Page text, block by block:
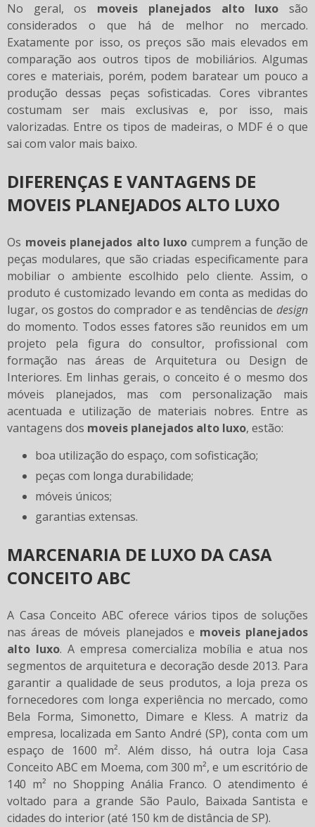
No geral, os moveis planejados alto luxo são
considerados o que há de melhor no mercado.
Exatamente por isso, os preços são mais elevados em
comparação aos outros tipos de mobiliários. Algumas
cores e materiais, porém, podem baratear um pouco a
produção dessas peças sofisticadas. Cores vibrantes
costumam ser mais exclusivas e, por isso, mais
valorizadas. Entre os tipos de madeiras, o MDF é o que
sai com valor mais baixo.
DIFERENÇAS E VANTAGENS DE
MOVEIS PLANEJADOS ALTO LUXO
Os moveis planejados alto luxo cumprem a função de
peças modulares, que são criadas especificamente para
mobiliar o ambiente escolhido pelo cliente. Assim, o
produto é customizado levando em conta as medidas do
lugar, os gostos do comprador e as tendências de design
do momento. Todos esses fatores são reunidos em um
projeto pela figura do consultor, profissional com
formação nas áreas de Arquitetura ou Design de
Interiores. Em linhas gerais, o conceito é o mesmo dos
móveis planejados, mas com personalização mais
acentuada e utilização de materiais nobres. Entre as
vantagens dos moveis planejados alto luxo, estão:
boa utilização do espaço, com sofisticação;
peças com longa durabilidade;
móveis únicos;
garantias extensas.
MARCENARIA DE LUXO DA CASA
CONCEITO ABC
A Casa Conceito ABC oferece vários tipos de soluções
nas áreas de móveis planejados e moveis planejados
alto luxo. A empresa comercializa mobília e atua nos
segmentos de arquitetura e decoração desde 2013. Para
garantir a qualidade de seus produtos, a loja preza os
fornecedores com longa experiência no mercado, como
Bela Forma, Simonetto, Dimare e Kless. A matriz da
empresa, localizada em Santo André (SP), conta com um
espaço de 1600 m². Além disso, há outra loja Casa
Conceito ABC em Moema, com 300 m², e um escritório de
140 m² no Shopping Anália Franco. O atendimento é
voltado para a grande São Paulo, Baixada Santista e
cidades do interior (até 150 km de distância de SP).